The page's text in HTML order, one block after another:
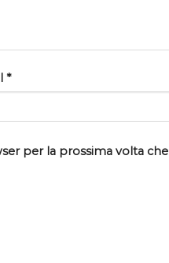
*
per la prossima volta che